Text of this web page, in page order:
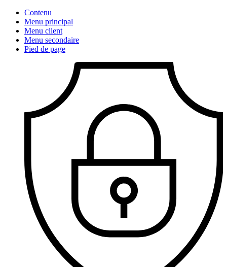
Contenu
Menu principal
Menu client
Menu secondaire
Pied de page